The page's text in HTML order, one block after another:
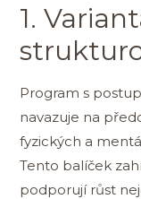
1.
Program s
navazuje na
fyzických a
Tento balíček
podporují růst